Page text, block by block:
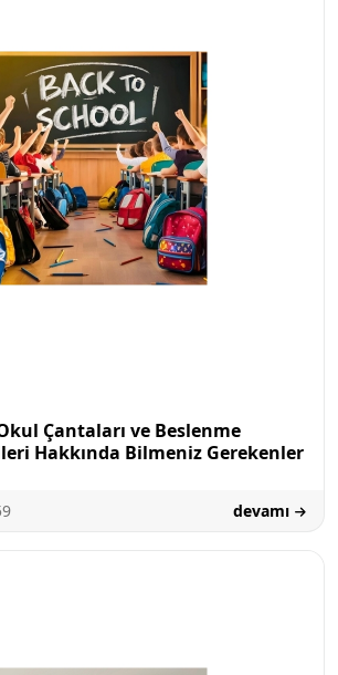
Çantaları ve Beslenme
Hakkında Bilmeniz Gerekenler
devamı